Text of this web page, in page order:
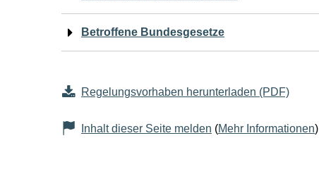
den
Seiteninhalt
Betroffene Bundesgesetze
Regelungsvorhaben herunterladen (PDF)
Inhalt dieser Seite melden (Mehr Informationen)